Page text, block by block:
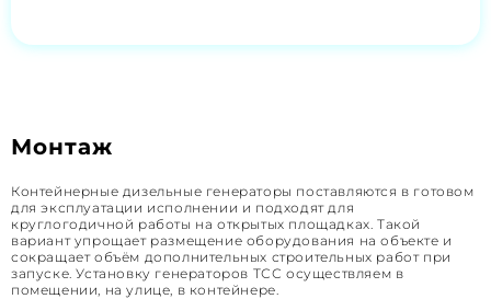
Монтаж
Контейнерные дизельные генераторы поставляются в готовом
для эксплуатации исполнении и подходят для
круглогодичной работы на открытых площадках. Такой
вариант упрощает размещение оборудования на объекте и
сокращает объём дополнительных строительных работ при
запуске. Установку генераторов ТСС осуществляем в
помещении, на улице, в контейнере.